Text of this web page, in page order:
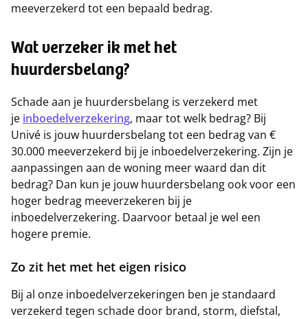
meeverzekerd tot een bepaald bedrag.
Wat verzeker ik met het
huurdersbelang?
Schade aan je huurdersbelang is verzekerd met
je inboedelverzekering, maar tot welk bedrag? Bij
Univé is jouw huurdersbelang tot een bedrag van €
30.000 meeverzekerd bij je inboedelverzekering. Zijn je
aanpassingen aan de woning meer waard dan dit
bedrag? Dan kun je jouw huurdersbelang ook voor een
hoger bedrag meeverzekeren bij je
inboedelverzekering. Daarvoor betaal je wel een
hogere premie.
Zo zit het met het eigen risico
Bij al onze inboedelverzekeringen ben je standaard
verzekerd tegen schade door brand, storm, diefstal,